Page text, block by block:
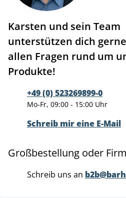
Karsten und sein Team
unterstützen dich
allen Fragen rund um
Produkte!
+49 (0) 523269899-0
Mo-Fr, 09:00 - 15:00 Uhr
Schreib mir eine E-Mail
Großbestellung oder
Schreib uns an